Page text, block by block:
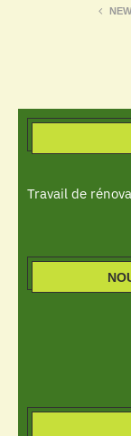
Travail de